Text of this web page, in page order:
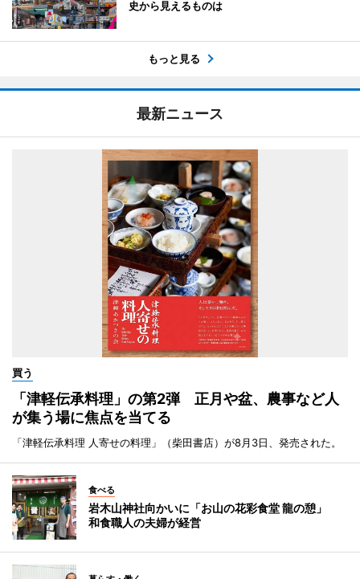
史から見えるものは
もっと見る
最新ニュース
買う
「津軽伝承料理」の第2弾 正月や盆、農事など人
が集う場に焦点を当てる
「津軽伝承料理 人寄せの料理」（柴田書店）が8月3日、発売された。
食べる
岩木山神社向かいに「お山の花彩食堂 龍の憩」
和食職人の夫婦が経営